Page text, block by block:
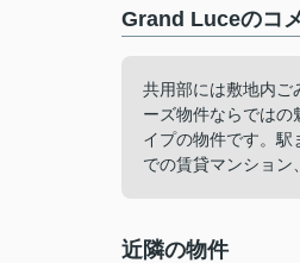
Grand Luceのコ
共用部には敷地内ご
ーズ物件ならでは
イプの物件です。
での賃貸マンション
近隣の物件